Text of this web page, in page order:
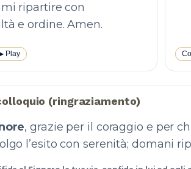
ripartire con
e ordine. Amen.
Play
(ringraziamento)
, grazie per il coraggio e per
l’esito con serenità; domani